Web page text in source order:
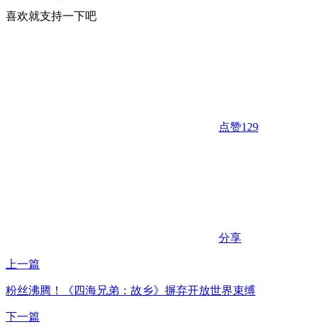
喜欢就支持一下吧
点赞129
分享
上一篇
粉丝沸腾！《四海兄弟：故乡》摒弃开放世界束缚
下一篇